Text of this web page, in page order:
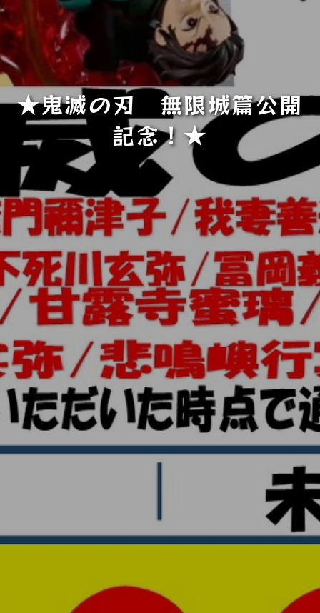
★鬼滅の刃 無限城篇公開
記念！★